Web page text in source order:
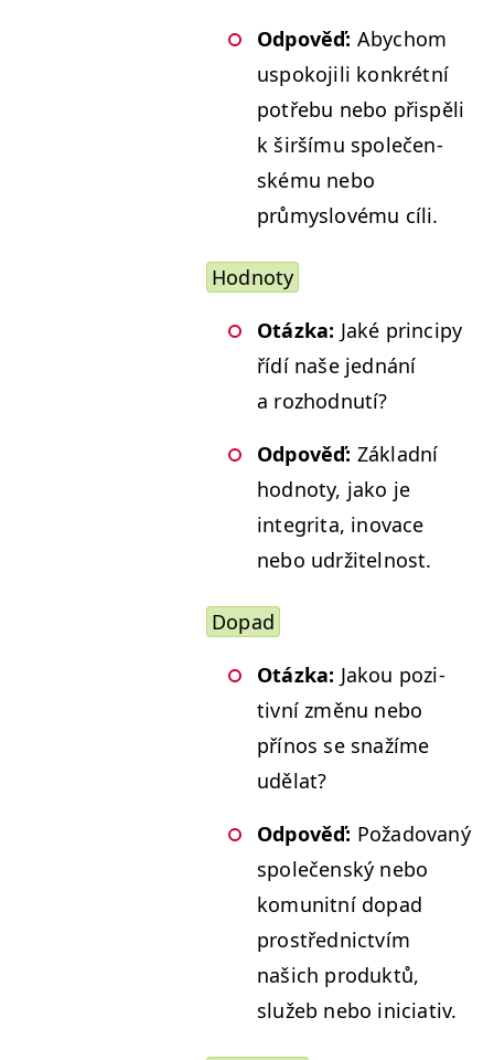
Odpověď: Aby­chom
uspoko­jili konkrét­ní
potře­bu nebo přis­pěli
k širší­mu společen­
ské­mu nebo
průmyslové­mu cíli.
Hod­no­ty
Otáz­ka: Jaké prin­cipy
řídí naše jed­nání
a rozhodnutí?
Odpověď: Zák­lad­ní
hod­no­ty, jako je
integri­ta, ino­vace
nebo udržitelnost.
Dopad
Otáz­ka: Jak­ou poz­i­
tivní změnu nebo
přínos se snažíme
udělat?
Odpověď: Požadovaný
společen­ský nebo
komu­nit­ní dopad
prostřed­nictvím
našich pro­duk­tů,
služeb nebo iniciativ.